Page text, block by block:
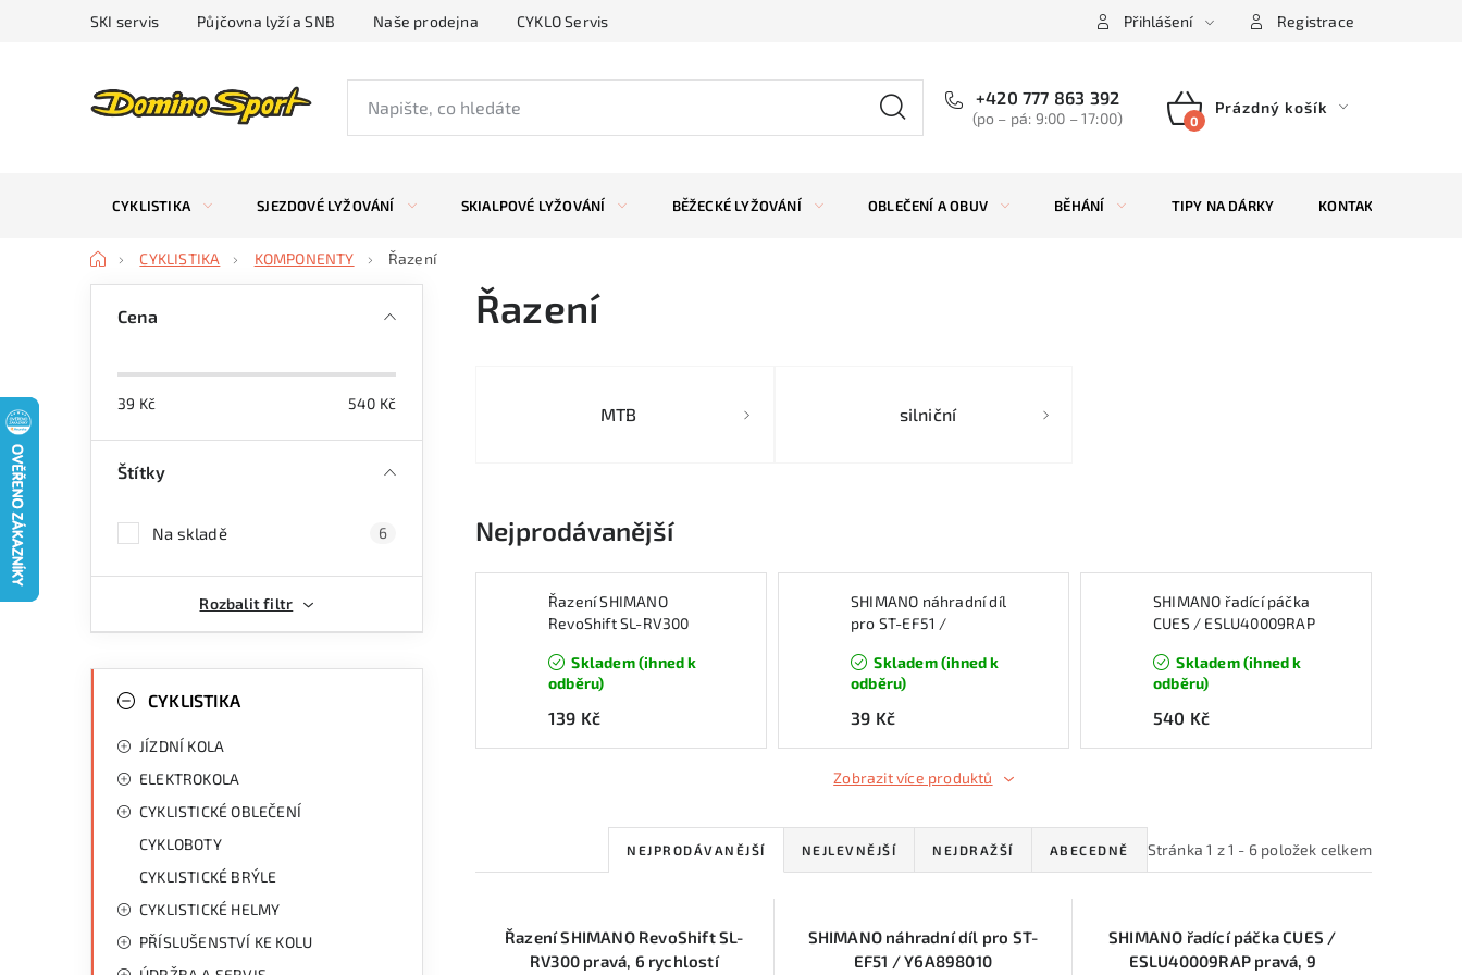
SKI servis Půjčovna lyží a SNB Naše prodejna CYKLO Servis Přihlášení Registrace
+420 777 863 392
(po – pá: 9:00 – 17:00)
NÁKUPNÍ
Prázdný košík
CYKLISTIKA SJEZDOVÉ LYŽOVÁNÍ SKIALPOVÉ LYŽOVÁNÍ BĚŽECKÉ LYŽOVÁNÍ OBLEČENÍ A OBUV BĚHÁNÍ TIPY NA DÁRKY KONTAKTY
DomůCYKLISTIKA KOMPONENTY Řazení
í
p
Cena
39 Kč 540 Kč
Štítky
Na skladě 6
Rozbalit filtr
kategorieCYKLISTIKA
JÍZDNÍ KOLA
ELEKTROKOLA
CYKLISTICKÉ OBLEČENÍ
CYKLOBOTY
CYKLISTICKÉ BRÝLE
CYKLISTICKÉ HELMY
PŘÍSLUŠENSTVÍ KE KOLU
Řazení
MTB silniční
Nejprodávanější
Řazení SHIMANO
RevoShift SL-RV300
Skladem (ihned k
odběru)
139 Kč
SHIMANO náhradní díl
pro ST-EF51 /
Skladem (ihned k
odběru)
39 Kč
SHIMANO řadící páčka
CUES / ESLU40009RAP
Skladem (ihned k
odběru)
540 Kč
Zobrazit více produktů
Stránka1 z1 - 6 položek celkem
Ř
z
NEJPRODÁVANĚJŠÍ NEJLEVNĚJŠÍ NEJDRAŽŠÍ ABECEDNĚ
Řazení SHIMANO RevoShift SL-
RV300 pravá, 6 rychlostí
SHIMANO náhradní díl pro ST-
EF51 / Y6A898010
SHIMANO řadící páčka CUES /
ESLU40009RAP pravá, 9